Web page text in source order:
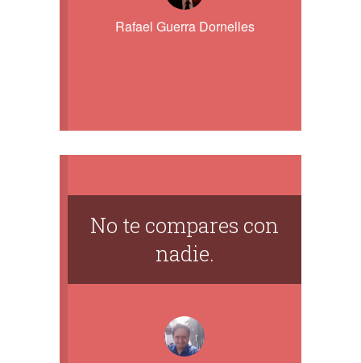
Rafael Guerra Dornelles
No te compares con
nadie.